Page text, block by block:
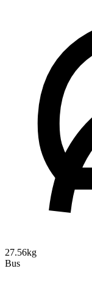
27.56kg
Bus